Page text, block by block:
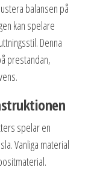
balansen på
kan spelare
Denna
prestandan,
spelar en
Vanliga material